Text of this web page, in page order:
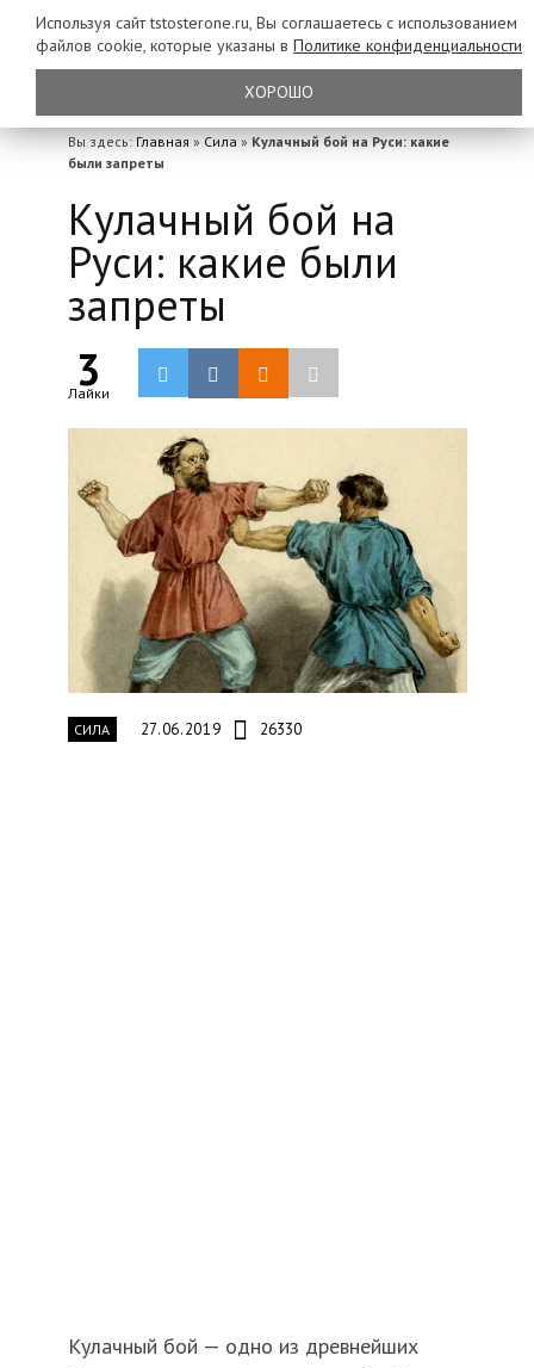
Вы здесь: Главная » Сила » Кулачный бой на Руси: какие
были запреты
Кулачный бой на
Руси: какие были
запреты
3
Лайки
СИЛА 27.06.2019 26330
Кулачный бой — одно из древнейших
Используя сайт tstosterone.ru, Вы соглашаетесь с использованием
файлов cookie, которые указаны в Политике конфиденциальности
ХОРОШО